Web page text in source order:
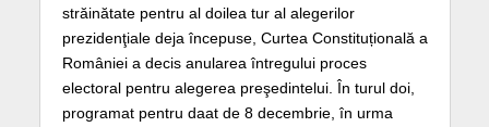
străinătate pentru al doilea tur al alegerilor
prezidenţiale deja începuse, Curtea Constituțională a
României a decis anularea întregului proces
electoral pentru alegerea preşedintelui. În turul doi,
programat pentru daat de 8 decembrie, în urma